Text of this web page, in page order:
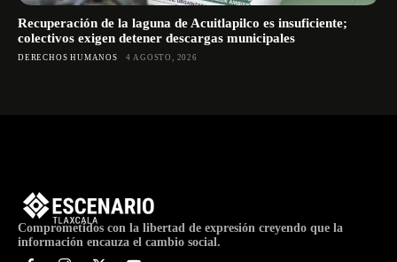
Recuperación de la laguna de Acuitlapilco es insuficiente;
colectivos exigen detener descargas municipales
DERECHOS HUMANOS 4 AGOSTO, 2026
Comprometidos con la libertad de expresión creyendo que la
información encauza el cambio social.